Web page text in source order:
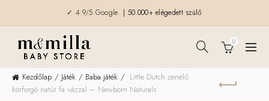
✓ 4.9/5 Google | 50.000+ elégedett szülő
0
Kezdőlap Játék Baba játék
Little Dutch zenélő
körforgó natúr fa vázzal – Newborn Naturals